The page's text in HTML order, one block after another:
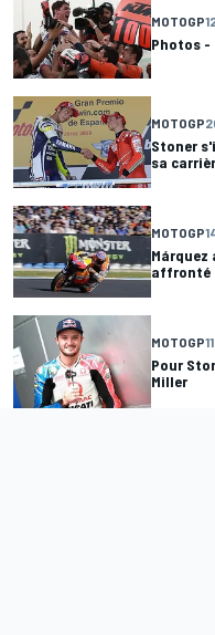
MOTOGP
Photos -
MOTOGP
Stoner
sa
MOTOGP
affronté
MOTOGP
Pour
Miller